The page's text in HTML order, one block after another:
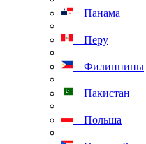
Панама
Перу
Филиппины
Пакистан
Польша